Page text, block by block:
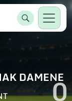
DAMENE
0